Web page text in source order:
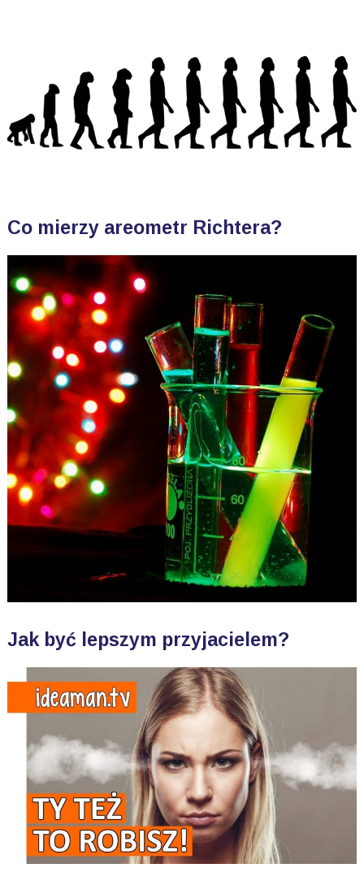
Co mierzy areometr Richtera?
Jak być lepszym przyjacielem?